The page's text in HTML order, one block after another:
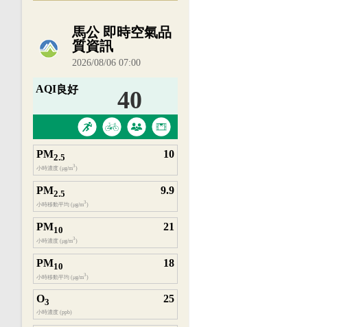
內嵌空氣品質小工具為視覺預覽，完整即時空氣